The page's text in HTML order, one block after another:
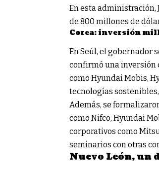
En esta administración,
de 800 millones de
Corea: inversión
En Seúl, el gobernador
confirmó una inversión
como Hyundai Mobis,
tecnologías
Además, se
como Nifco, Hyundai
corporativos como
seminarios con otras
Nuevo León,